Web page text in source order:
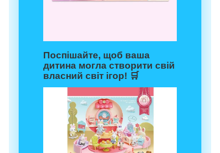
Поспішайте, щоб ваша
дитина могла створити свій
власний світ ігор! 🛒